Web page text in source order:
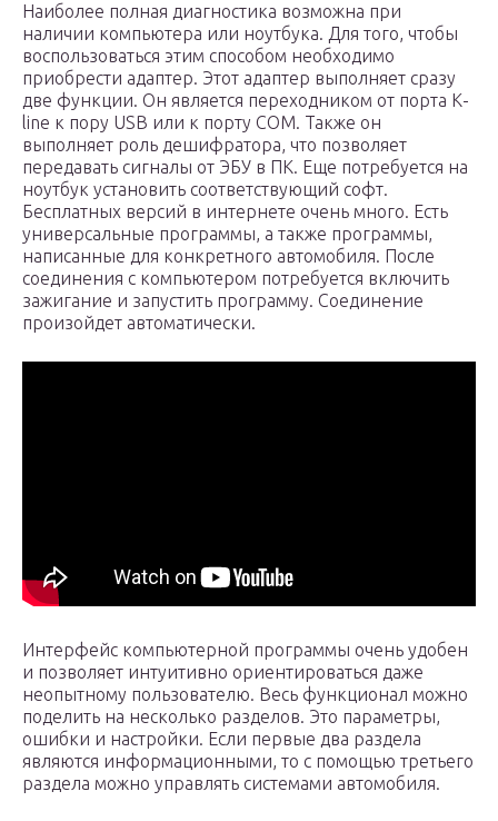
Наиболее полная диагностика возможна при
наличии компьютера или ноутбука. Для того, чтобы
воспользоваться этим способом необходимо
приобрести адаптер. Этот адаптер выполняет сразу
две функции. Он является переходником от порта К-
line к пору USB или к порту COM. Также он
выполняет роль дешифратора, что позволяет
передавать сигналы от ЭБУ в ПК. Еще потребуется на
ноутбук установить соответствующий софт.
Бесплатных версий в интернете очень много. Есть
универсальные программы, а также программы,
написанные для конкретного автомобиля. После
соединения с компьютером потребуется включить
зажигание и запустить программу. Соединение
произойдет автоматически.
Интерфейс компьютерной программы очень удобен
и позволяет интуитивно ориентироваться даже
неопытному пользователю. Весь функционал можно
поделить на несколько разделов. Это параметры,
ошибки и настройки. Если первые два раздела
являются информационными, то с помощью третьего
раздела можно управлять системами автомобиля.